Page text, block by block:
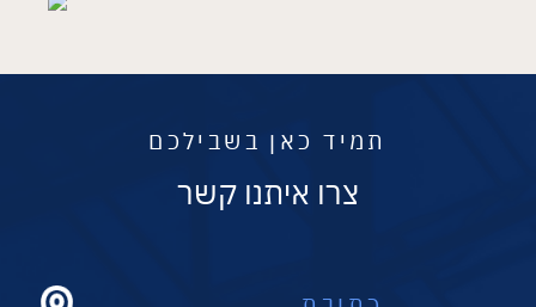
תמיד כאן בשבילכם
צרו איתנו קשר